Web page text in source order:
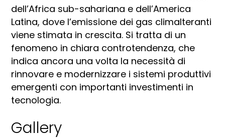
dell’Africa sub-sahariana e dell’America
Latina, dove l’emissione dei gas climalteranti
viene stimata in crescita. Si tratta di un
fenomeno in chiara controtendenza, che
indica ancora una volta la necessità di
rinnovare e modernizzare i sistemi produttivi
emergenti con importanti investimenti in
tecnologia.
Gallery